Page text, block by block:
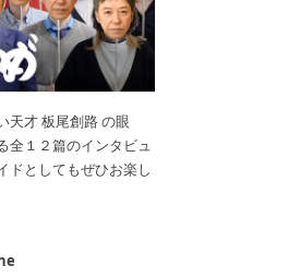
天才 板尾創路 の眼
全１２篇のインタビュ
ドとしてもぜひお楽し